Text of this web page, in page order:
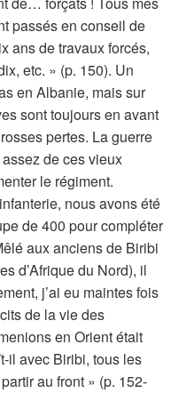
passés en conseil de
ans de travaux forcés,
etc. » (p. 150). Un
en Albanie, mais sur
sont toujours en avant
pertes. La guerre
de ces vieux
le régiment.
nous avons été
de 400 pour compléter
aux anciens de Biribi
d’Afrique du Nord), il
j’ai eu maintes fois
de la vie des
en Orient était
il avec Biribi, tous les
au front » (p. 152-